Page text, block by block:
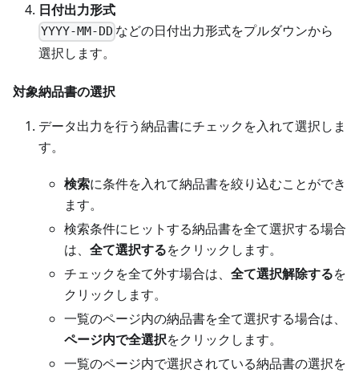
日付出力形式
YYYY-MM-DD などの日付出力形式をプルダウンから
選択します。
対象納品書の選択
データ出力を行う納品書にチェックを入れて選択しま
す。
検索に条件を入れて納品書を絞り込むことができ
ます。
検索条件にヒットする納品書を全て選択する場合
は、 全て選択するをクリックします。
チェックを全て外す場合は、 全て選択解除するを
クリックします。
一覧のページ内の納品書を全て選択する場合は、
ページ内で全選択をクリックします。
一覧のページ内で選択されている納品書の選択を